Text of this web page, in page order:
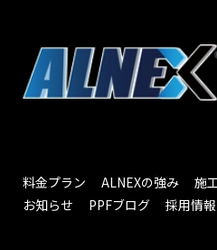
料金プラン ALNEXの強み 施
お知らせ
PPFブログ 採用情報